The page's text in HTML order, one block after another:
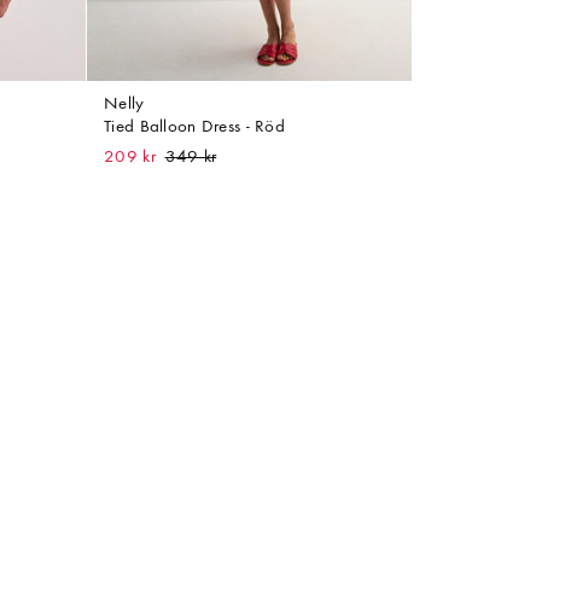
Nelly
Tied Balloon Dress - Röd
209 kr